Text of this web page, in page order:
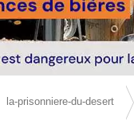
la-prisonniere-du-desert